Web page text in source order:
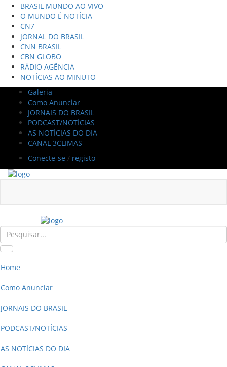
BRASIL MUNDO AO VIVO
O MUNDO É NOTÍCIA
CN7
JORNAL DO BRASIL
CNN BRASIL
CBN GLOBO
RÁDIO AGÊNCIA
NOTÍCIAS AO MINUTO
Galeria
Como Anunciar
JORNAIS DO BRASIL
PODCAST/NOTÍCIAS
AS NOTÍCIAS DO DIA
CANAL 3CLIMAS
Conecte-se / registo
Home
Como Anunciar
JORNAIS DO BRASIL
PODCAST/NOTÍCIAS
AS NOTÍCIAS DO DIA